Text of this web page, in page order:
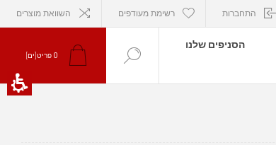
התחברות רשימת מעודפים השוואת מוצרים
הסניפים שלנו
0 פריט[ים]